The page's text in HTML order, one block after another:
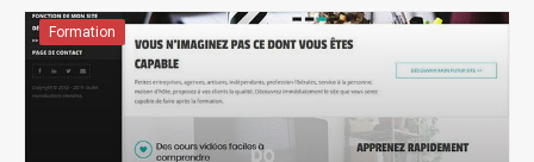
Formation